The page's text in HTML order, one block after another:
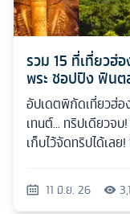
รวม 15 ที่เที่ยวฮ่
พระ ชอปปิง ฟิน
อัปเดตพิกัดเที่ยวฮ่อ
เทนต์... ทริปเดียวจ
เก็บไว้จัดทริปได้เล
11 มิ.ย. 26